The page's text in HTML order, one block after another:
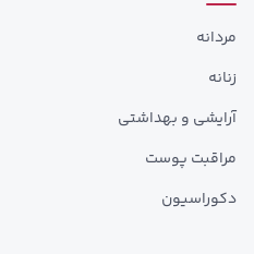
مردانه
زنانه
آرایشی و بهداشتی
مراقبت پوست
دکوراسیون